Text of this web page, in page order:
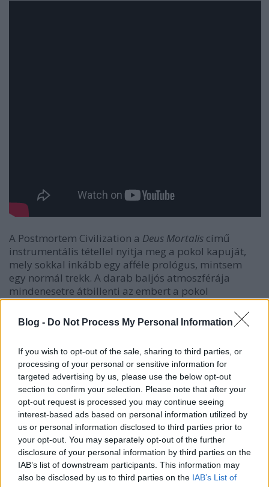
Blog - Do Not Process My Personal Information
If you wish to opt-out of the sale, sharing to third parties, or
processing of your personal or sensitive information for
targeted advertising by us, please use the below opt-out
section to confirm your selection. Please note that after your
opt-out request is processed you may continue seeing
interest-based ads based on personal information utilized by
us or personal information disclosed to third parties prior to
your opt-out. You may separately opt-out of the further
disclosure of your personal information by third parties on the
IAB’s list of downstream participants. This information may
also be disclosed by us to third parties on the IAB’s List of
A Postmortem Civilization a Deus Mortalis című
instrumentális tétellel nyitja meg a pokol kapuját,
mely sokkal inkább egy afféle prológus, mintsem
egy normál trekk. A darab baljós atmoszférája
mindenesetre átbillenti az embert a pokol
előszobájából a halálfémkohászat izzó katlanjába.
Ezt a slayeres főriffel megalapozott The Age OfWolves
követi: a halálmetal archaikus nyomvonalát taposó
amikor még oldalhajtások nélkül zakatoltak a
stílusikonok.
László hangkaraktere a klasszikus death metal
énekesek legnagyobbjaival vetekszik, olyan erő van a
torkában, mint például David Vincentnek (Morbid
Angel). És ha már itt tartunk, akkor muszáj
megemlítenem még egy párhuzamot, amely Gábor
és Trey Azagtoth között húzódik. Gábor ugyanolyan
megszállottja a gitárjának, mint Trey, ezt a The